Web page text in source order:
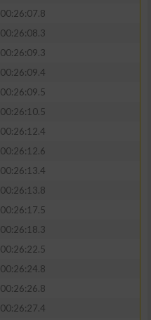
00:26:07.8
00:26:08.3
00:26:09.3
00:26:09.4
00:26:09.5
00:26:10.5
00:26:12.4
00:26:12.6
00:26:13.4
00:26:13.8
00:26:17.5
00:26:18.3
00:26:22.5
00:26:24.8
00:26:26.8
00:26:27.4